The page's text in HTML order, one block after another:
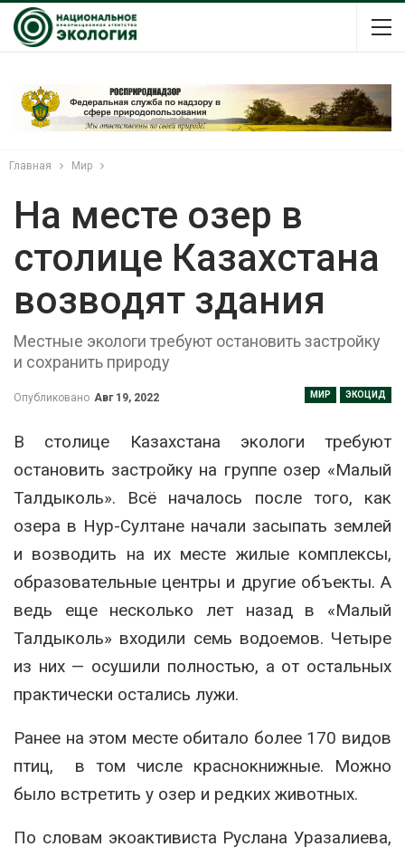
Главная Мир
На месте озер в
столице Казахстана
возводят здания
Местные экологи требуют остановить застройку
и сохранить природу
МИР ЭКОЦИД
Опубликовано Авг 19, 2022
В столице Казахстана экологи требуют
остановить застройку на группе озер «Малый
Талдыколь». Всё началось после того, как
озера в Нур-Султане начали засыпать землей
и возводить на их месте жилые комплексы,
образовательные центры и другие объекты. А
ведь еще несколько лет назад в «Малый
Талдыколь» входили семь водоемов. Четыре
из них — осушили полностью, а от остальных
практически остались лужи.
Ранее на этом месте обитало более 170 видов
птиц, в том числе краснокнижные. Можно
было встретить у озер и редких животных.
По словам экоактивиста Руслана Уразалиева,